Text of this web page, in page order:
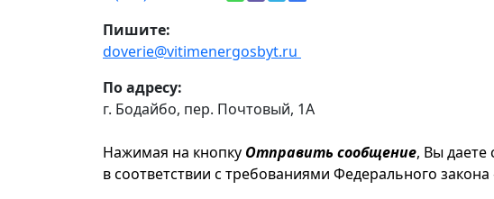
Пишите:
doverie@vitimenergosbyt.ru
По адресу:
г. Бодайбо, пер. Почтовый, 1А
Нажимая на кнопку Отправить сообщение, Вы даете
в соответствии с требованиями Федерального